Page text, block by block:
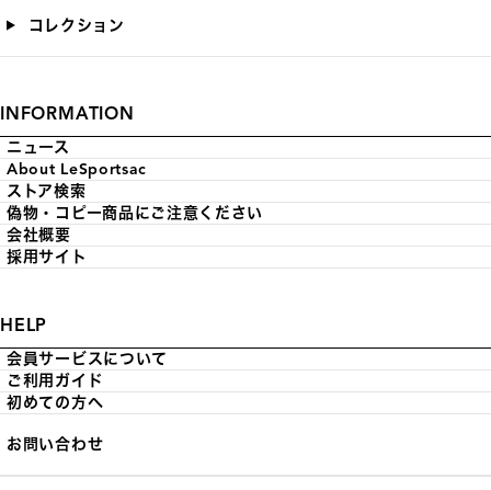
コレクション
INFORMATION
ニュース
About LeSportsac
ストア検索
偽物・コピー商品にご注意ください
会社概要
採用サイト
HELP
会員サービスについて
ご利用ガイド
初めての方へ
お問い合わせ